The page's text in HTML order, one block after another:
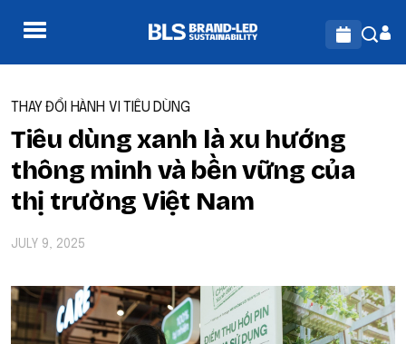
THAY ĐỔI HÀNH VI TIÊU DÙNG
Tiêu dùng xanh là xu hướng
thông minh và bền vững của
thị trường Việt Nam
JULY 9, 2025